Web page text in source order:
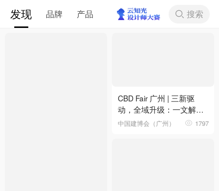
发现 品牌 产品 搜索
下拉刷新
CBD Fair 广州 | 三新驱
动，全域升级：一文解锁
第28届中国建博会（广
中国建博会（广州） 1797